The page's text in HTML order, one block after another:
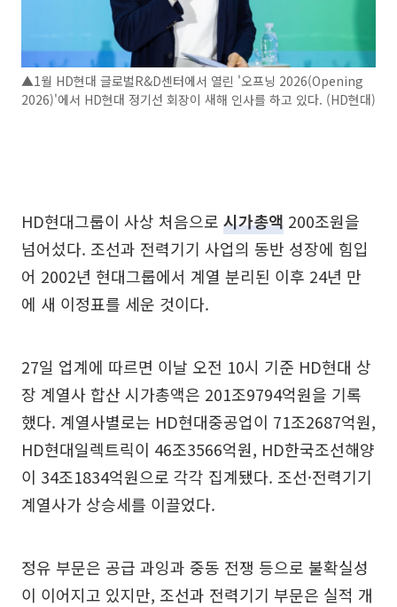
▲1월 HD현대 글로벌R&D센터에서 열린 '오프닝 2026(Opening
2026)'에서 HD현대 정기선 회장이 새해 인사를 하고 있다. (HD현대)
HD현대그룹이 사상 처음으로 시가총액 200조원을
넘어섰다. 조선과 전력기기 사업의 동반 성장에 힘입
어 2002년 현대그룹에서 계열 분리된 이후 24년 만
에 새 이정표를 세운 것이다.
27일 업계에 따르면 이날 오전 10시 기준 HD현대 상
장 계열사 합산 시가총액은 201조9794억원을 기록
했다. 계열사별로는 HD현대중공업이 71조2687억원,
HD현대일렉트릭이 46조3566억원, HD한국조선해양
이 34조1834억원으로 각각 집계됐다. 조선·전력기기
계열사가 상승세를 이끌었다.
정유 부문은 공급 과잉과 중동 전쟁 등으로 불확실성
이 이어지고 있지만, 조선과 전력기기 부문은 실적 개